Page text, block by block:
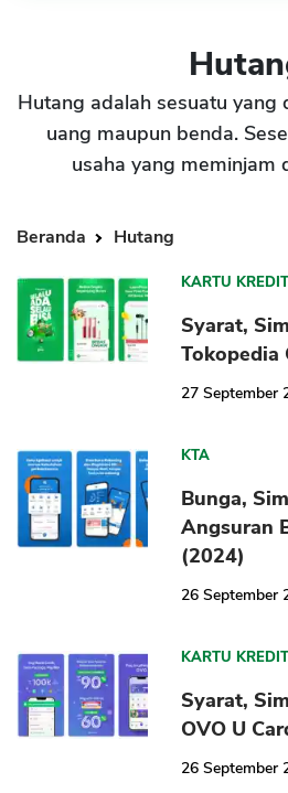
Hutang adalah sesuatu yang
uang maupun benda.
usaha yang meminjam
Beranda Hutang
KARTU KREDIT
Syarat,
Tokopedia
27 September
KTA
Bunga,
Angsuran
(2024)
26 September
KARTU KREDIT
Syarat,
OVO U
26 September